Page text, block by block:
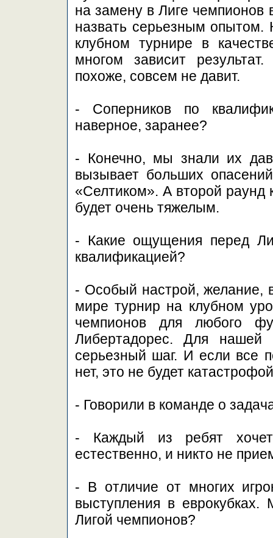
на замену в Лиге
назвать серьезным опытом.
клубном турнире в
многом зависит
похоже, совсем не давит.
- Соперников по
наверное, заранее?
- Конечно, мы знали их
вызывает больших
«Селтиком». А второй раунд
будет очень тяжелым.
- Какие ощущения перед
квалификацией?
- Особый настрой, желание,
мире турнир на клубном
чемпионов для любого
Либертадорес. Для нашей
серьезный шаг. И если все
нет, это не будет
- Говорили в команде о
- Каждый из ребят
естественно, и никто не
- В отличие от многих
выступления в
Лигой чемпионов?